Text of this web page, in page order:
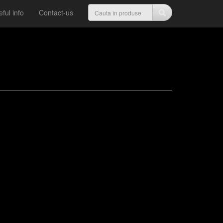
info Contact-us